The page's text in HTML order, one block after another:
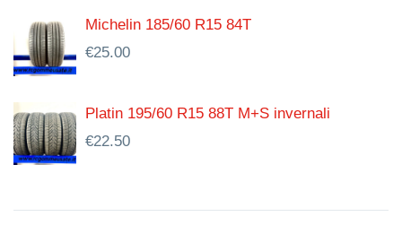
Michelin 185/60 R15 84T
€25.00
Platin 195/60 R15 88T M+S invernali
€22.50